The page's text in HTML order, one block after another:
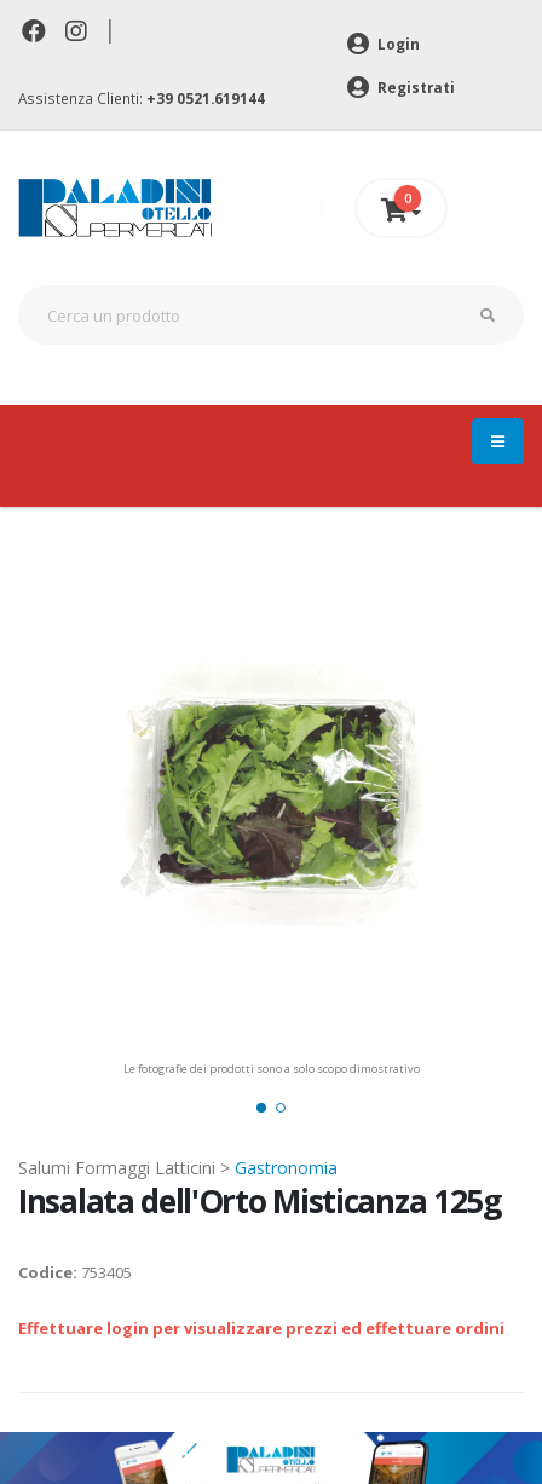
|
Assistenza Clienti: +39 0521.619144
Login
Registrati
0
Le fotografie dei prodotti sono a solo scopo dimostrativo
Salumi Formaggi Latticini > Gastronomia
Insalata dell'Orto Misticanza 125g
Codice: 753405
Effettuare login per visualizzare prezzi ed effettuare ordini